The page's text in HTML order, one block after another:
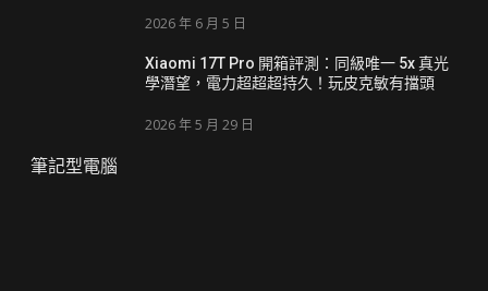
2026 年 6 月 5 日
Xiaomi 17T Pro 開箱評測：同級唯一 5x 真光
學潛望，電力超超超持久！玩皮克敏有擋頭
2026 年 5 月 29 日
筆記型電腦